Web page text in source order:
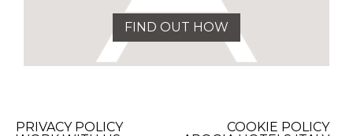
FIND OUT HOW
PRIVACY POLICY
COOKIE POLICY